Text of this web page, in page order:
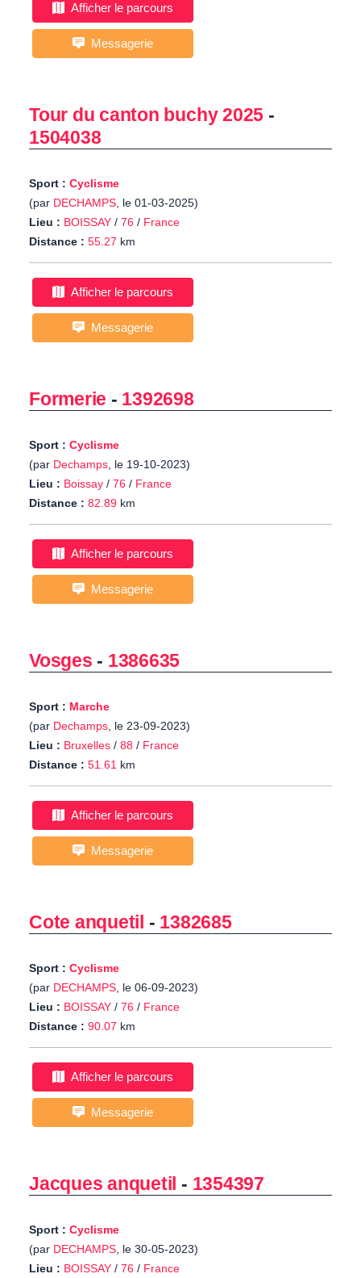
Afficher le parcours
Messagerie
Tour du canton buchy 2025 -
1504038
Sport : Cyclisme
(par DECHAMPS, le 01-03-2025)
Lieu : BOISSAY / 76 / France
Distance : 55.27 km
Afficher le parcours
Messagerie
Formerie - 1392698
Sport : Cyclisme
(par Dechamps, le 19-10-2023)
Lieu : Boissay / 76 / France
Distance : 82.89 km
Afficher le parcours
Messagerie
Vosges - 1386635
Sport : Marche
(par Dechamps, le 23-09-2023)
Lieu : Bruxelles / 88 / France
Distance : 51.61 km
Afficher le parcours
Messagerie
Cote anquetil - 1382685
Sport : Cyclisme
(par DECHAMPS, le 06-09-2023)
Lieu : BOISSAY / 76 / France
Distance : 90.07 km
Afficher le parcours
Messagerie
Jacques anquetil - 1354397
Sport : Cyclisme
(par DECHAMPS, le 30-05-2023)
Lieu : BOISSAY / 76 / France